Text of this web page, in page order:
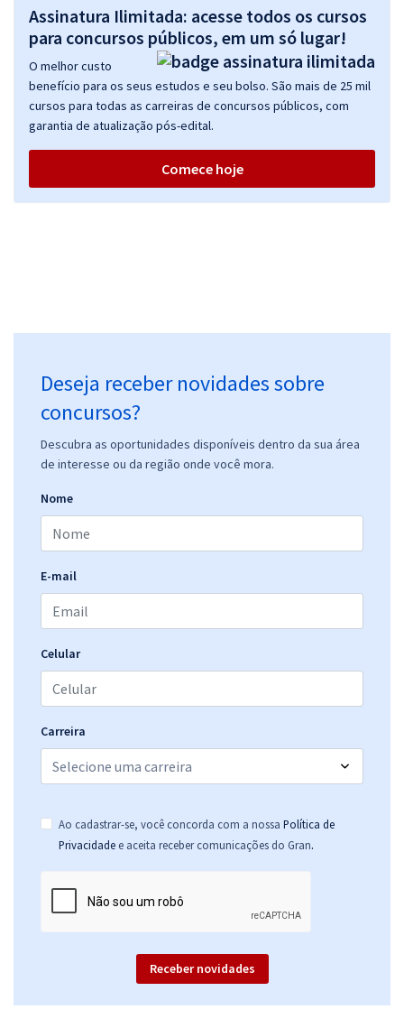
Assinatura Ilimitada: acesse todos os cursos
para concursos públicos, em um só lugar!
O melhor custo
benefício para os seus estudos e seu bolso. São mais de 25 mil
cursos para todas as carreiras de concursos públicos, com
garantia de atualização pós-edital.
Comece hoje
Deseja receber novidades sobre
concursos?
Descubra as oportunidades disponíveis dentro da sua área
de interesse ou da região onde você mora.
Nome
E-mail
Celular
Carreira
Ao cadastrar-se, você concorda com a nossa Política de
Privacidade e aceita receber comunicações do Gran.
Receber novidades